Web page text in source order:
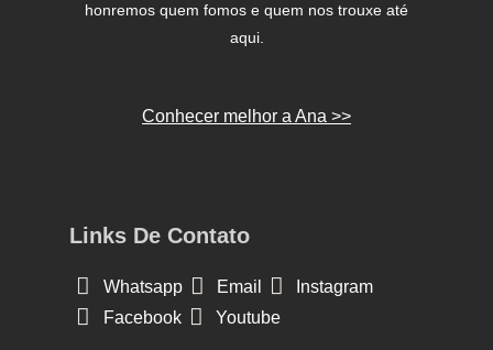
honremos quem fomos e quem nos trouxe até
aqui.
Conhecer melhor a Ana >>
Links De Contato
Whatsapp Email
Instagram
Facebook
Youtube